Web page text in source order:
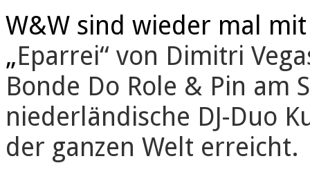
W&W sind wieder mal
„Eparrei“ von Dimitri
Bonde Do Role & Pin
niederländische DJ-Duo
der ganzen Welt erreicht.